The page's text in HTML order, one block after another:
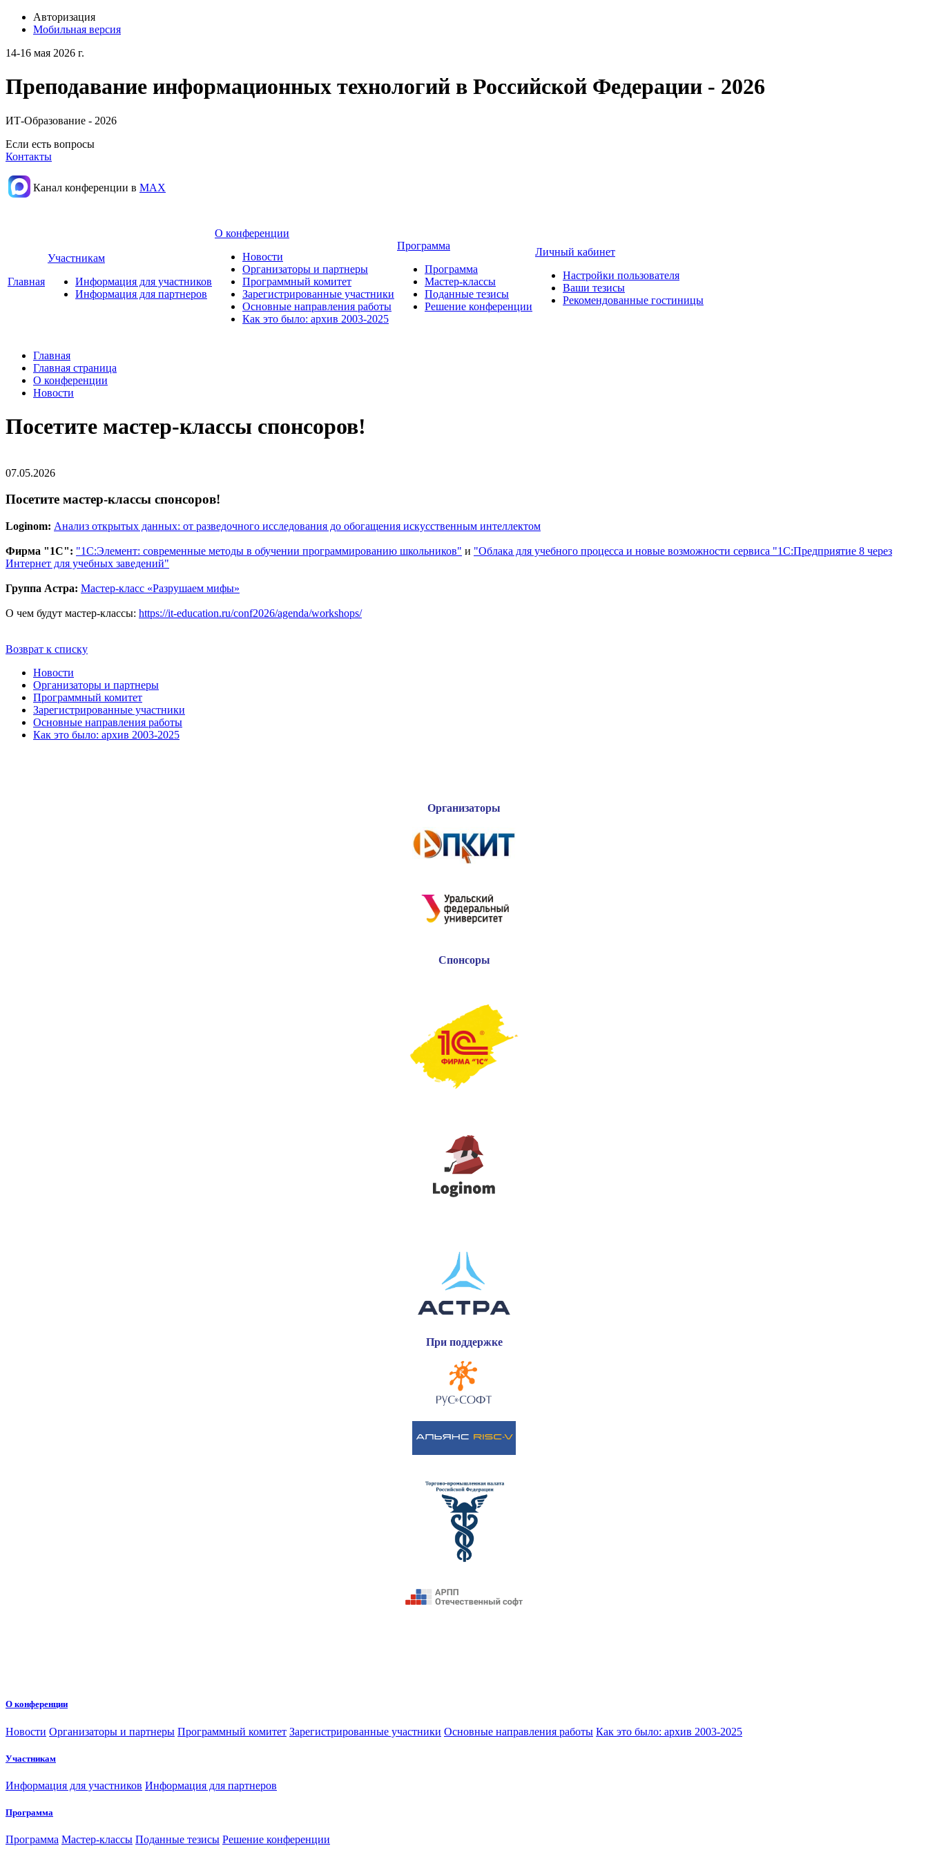
Авторизация
Мобильная версия
14-16 мая 2026 г.
Преподавание информационных технологий в Российской Федерации - 2026
ИТ-Образование - 2026
Если есть вопросы
Контакты
Канал конференции в МАХ
Главная
Участникам
Информация для участников
Информация для партнеров
О конференции
Новости
Организаторы и партнеры
Программный комитет
Зарегистрированные участники
Основные направления работы
Как это было: архив 2003-2025
Программа
Программа
Мастер-классы
Поданные тезисы
Решение конференции
Личный кабинет
Настройки пользователя
Ваши тезисы
Рекомендованные гостиницы
Главная
Главная страница
О конференции
Новости
Посетите мастер-классы спонсоров!
07.05.2026
Посетите мастер-классы спонсоров!
Loginom: Анализ открытых данных: от разведочного исследования до обогащения искусственным интеллектом
Фирма "1С": "1С:Элемент: современные методы в обучении программированию школьников" и "Облака для учебного процесса и новые возможности сервиса "1С:Предприятие 8 через
Интернет для учебных заведений"
Группа Астра: Мастер-класс «Разрушаем мифы»
О чем будут мастер-классы: https://it-education.ru/conf2026/agenda/workshops/
Возврат к списку
Новости
Организаторы и партнеры
Программный комитет
Зарегистрированные участники
Основные направления работы
Как это было: архив 2003-2025
Организаторы
Спонсоры
При поддержке
О конференции
Новости Организаторы и партнеры Программный комитет Зарегистрированные участники Основные направления работы Как это было: архив 2003-2025
Участникам
Информация для участников Информация для партнеров
Программа
Программа Мастер-классы Поданные тезисы Решение конференции